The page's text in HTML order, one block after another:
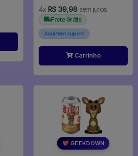
4x R$ 39,98 sem juros
Frete Grátis
Aqui tem cupom
Carrinho
💖 GEEKDOWN